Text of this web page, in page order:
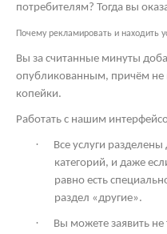
потребителям? Тогда вы
Почему рекламировать и находить
Вы за считанные минуты
опубликованным, причём не
копейки.
Работать с нашим
·
Все услуги
категорий, и даже
равно есть
раздел «другие».
·
Вы можете заявить не